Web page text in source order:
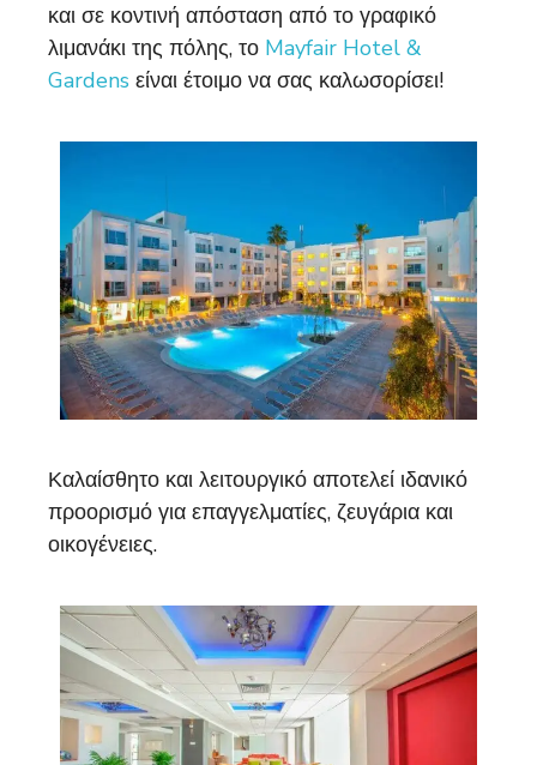
και σε κοντινή απόσταση από το γραφικό
λιμανάκι της πόλης, το Mayfair Hotel &
Gardens είναι έτοιμο να σας καλωσορίσει!
Καλαίσθητο και λειτουργικό αποτελεί ιδανικό
προορισμό για επαγγελματίες, ζευγάρια και
οικογένειες.